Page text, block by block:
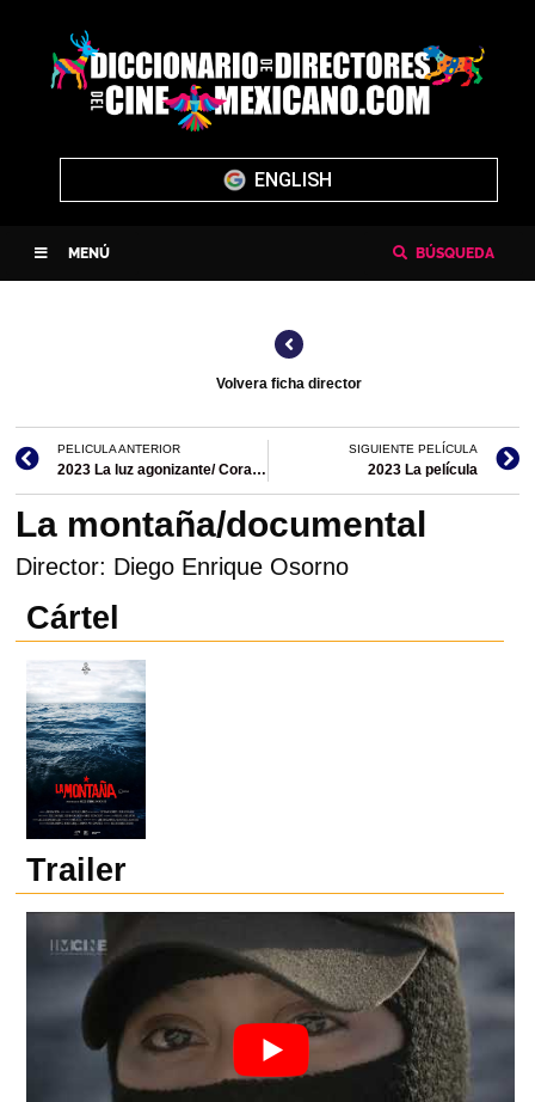
ENGLISH
MENÚ BÚSQUEDA
Volvera ficha director
PELICULA ANTERIOR
2023 La luz agonizante/ Corazón de plata (sin estreno comercial)
SIGUIENTE PELÍCULA
2023 La película
La montaña/documental
Director: Diego Enrique Osorno
Cártel
Trailer